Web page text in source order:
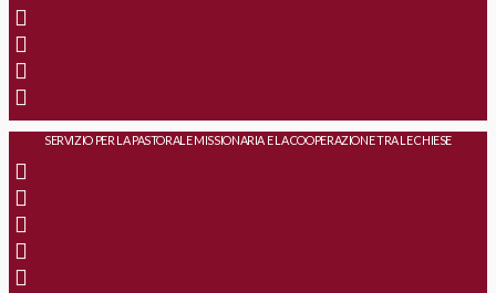
SERVIZIO PER LA PASTORALE MISSIONARIA E LA COOPERAZIONE TRA LE CHIESE